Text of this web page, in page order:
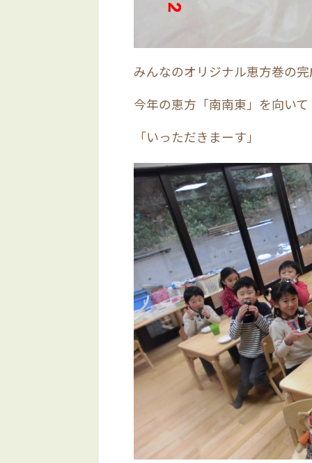
みんなのオリジナル恵方巻の完
今年の恵方「南南東」を向いて
「いっただきまーす」